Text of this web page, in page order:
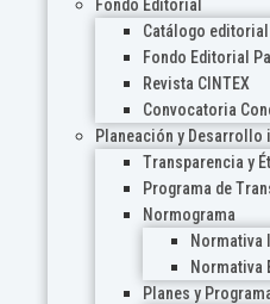
Fondo Editorial
Catálogo editorial
Fondo Editorial
Revista CINTEX
Convocatoria
Planeación y Desarrollo
Transparencia y
Programa de
Normograma
Normativa
Normativa
Planes y